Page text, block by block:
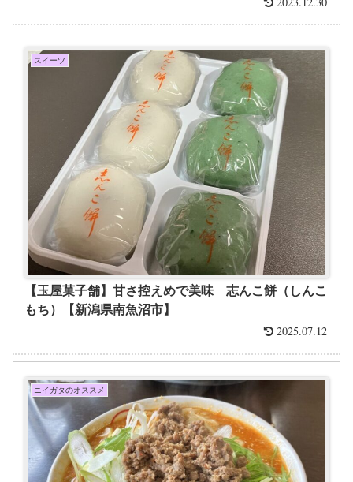
スイーツ
【玉屋菓子舗】甘さ控えめで美味 志んこ餅（しんこ
もち）【新潟県南魚沼市】
2025.07.12
ニイガタのオススメ